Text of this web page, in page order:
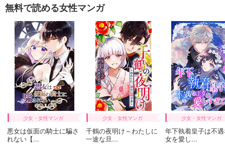
試し読み
あらすじを表示する
融点～とけあい～【タテヨミ】第32話
82円 (税込)
カート
試し読み
あらすじを表示する
融点～とけあい～【タテヨミ】第33話
無料で読める女性マンガ
少女・女性マンガ
悪女は仮面の騎士に騙さ
れない【...
少女・女性マンガ
千鶴の夜明け～わたしに
一途な旦...
少女・女性マンガ
年下執着皇子は不
女を愛し...